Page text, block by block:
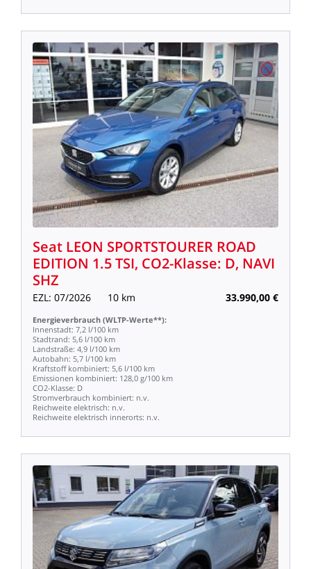
Seat LEON SPORTSTOURER ROAD
EDITION 1.5TSI, CO2-Klasse: D, NAVI
SHZ
EZL: 07/2026 10 km 33.990,00 €
Energieverbrauch (WLTP-Werte**):
Innenstadt: 7,2 l/100 km
Stadtrand: 5,6 l/100 km
Landstraße: 4,9 l/100 km
Autobahn: 5,7 l/100 km
Kraftstoff kombiniert: 5,6 l/100 km
Emissionen kombiniert: 128,0 g/100 km
CO2-Klasse: D
Stromverbrauch kombiniert: n.v.
Reichweite elektrisch: n.v.
Reichweite elektrisch innerorts: n.v.